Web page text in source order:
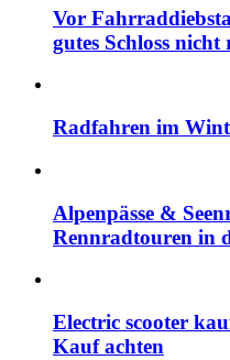
Vor
gutes Schloss nicht
Radfahren im
Alpenpässe &
Rennradtouren in
Electric scooter
Kauf achten